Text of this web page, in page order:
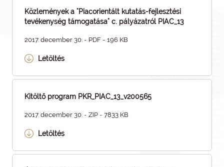
Közlemények a "Piacorientált kutatás-fejlesztési
tevékenység támogatása" c. pályázatról PIAC_13
2017. december 30. - PDF - 196 KB
Letöltés
Kitöltő program PKR_PIAC_13_v200565
2017. december 30. - ZIP - 7833 KB
Letöltés